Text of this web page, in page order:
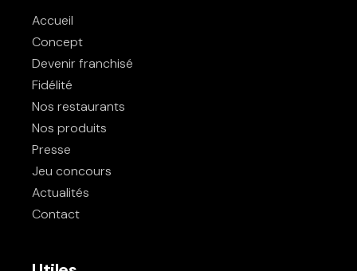
Accueil
Concept
Devenir franchisé
Fidélité
Nos restaurants
Nos produits
Presse
Jeu concours
Actualités
Contact